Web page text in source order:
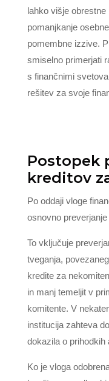
lahko višje
pomanjkanje
pomembne izzive.
smiselno primerjati
s finančnimi
rešitev za svoje
Postopek
kreditov
Po oddaji vloge
osnovno
To vključuje
tveganja,
kredite za
in manj temeljit v
komitente. V
institucija zahteva
dokazila o prihodkih
Ko je vloga